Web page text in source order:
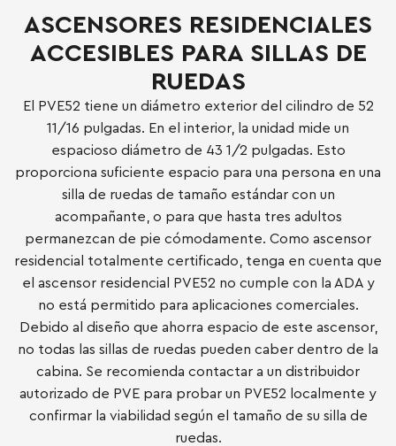
ASCENSORES RESIDENCIALES
ACCESIBLES PARA SILLAS DE
RUEDAS
El PVE52 tiene un diámetro exterior del cilindro de 52
11/16 pulgadas. En el interior, la unidad mide un
espacioso diámetro de 43 1/2 pulgadas. Esto
proporciona suficiente espacio para una persona en una
silla de ruedas de tamaño estándar con un
acompañante, o para que hasta tres adultos
permanezcan de pie cómodamente. Como ascensor
residencial totalmente certificado, tenga en cuenta que
el ascensor residencial PVE52 no cumple con la ADA y
no está permitido para aplicaciones comerciales.
Debido al diseño que ahorra espacio de este ascensor,
no todas las sillas de ruedas pueden caber dentro de la
cabina. Se recomienda contactar a un distribuidor
autorizado de PVE para probar un PVE52 localmente y
confirmar la viabilidad según el tamaño de su silla de
ruedas.